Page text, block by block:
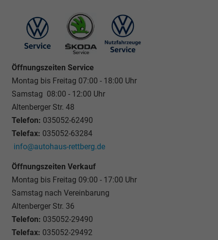
Öffnungszeiten Service
Montag bis Freitag 07:00 - 18:00 Uhr
Samstag 08:00 - 12:00 Uhr
Altenberger Str. 48
Telefon: 035052-62490
Telefax: 035052-63284
info@autohaus-rettberg.de
Öffnungszeiten Verkauf
Montag bis Freitag 09:00 - 17:00 Uhr
Samstag nach Vereinbarung
Altenberger Str. 36
Telefon: 035052-29490
Telefax: 035052-29492